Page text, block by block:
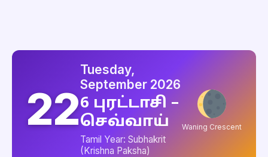
22
Tuesday,
September 2026
6 புரட்டாசி –
செவ்வாய்
Tamil Year: Subhakrit
(Krishna Paksha)
Waning Crescent